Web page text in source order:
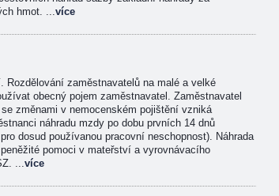
hmot. ... více
zaměstnavatelů na malé a velké
obecný pojem zaměstnavatel. Zaměstnavatel
změnami v nemocenském pojištění vzniká
náhradu mzdy po dobu prvních 14 dnů
dosud používanou pracovní neschopnost). Náhrada
pomoci v mateřství a vyrovnávacího
...více